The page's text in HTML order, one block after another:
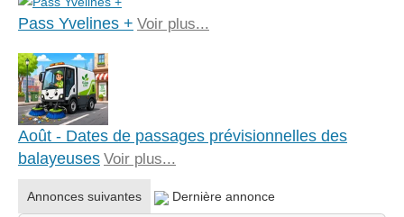
Pass Yvelines + Voir plus...
Août - Dates de passages prévisionnelles des
balayeuses Voir plus...
Annonces suivantes Dernière annonce